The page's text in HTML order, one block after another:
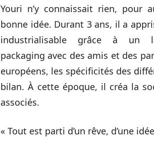
Youri n’y connaissait rien, pour
bonne idée. Durant 3 ans, il a
industrialisable grâce à un
packaging avec des amis et des
européens, les spécificités des
bilan. À cette époque, il créa la
associés.
« Tout est parti d’un rêve, d’une